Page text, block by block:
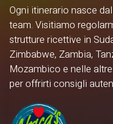
Ogni itinerario nasce
team. Visitiamo
strutture ricettive in
Zimbabwe, Zambia,
Mozambico e nelle
per offrirti consigli